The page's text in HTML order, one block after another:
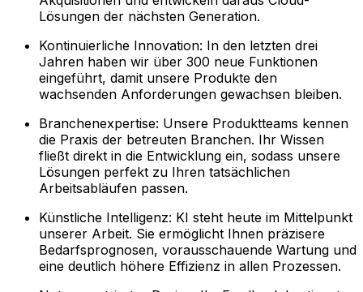
Lösungen der nächsten Generation.
Kontinuierliche Innovation: In den letzten drei
Jahren haben wir über 300 neue Funktionen
eingeführt, damit unsere Produkte den
wachsenden Anforderungen gewachsen bleiben.
Branchenexpertise: Unsere Produktteams kennen
die Praxis der betreuten Branchen. Ihr Wissen
fließt direkt in die Entwicklung ein, sodass unsere
Lösungen perfekt zu Ihren tatsächlichen
Arbeitsabläufen passen.
Künstliche Intelligenz: KI steht heute im Mittelpunkt
unserer Arbeit. Sie ermöglicht Ihnen präzisere
Bedarfsprognosen, vorausschauende Wartung und
eine deutlich höhere Effizienz in allen Prozessen.